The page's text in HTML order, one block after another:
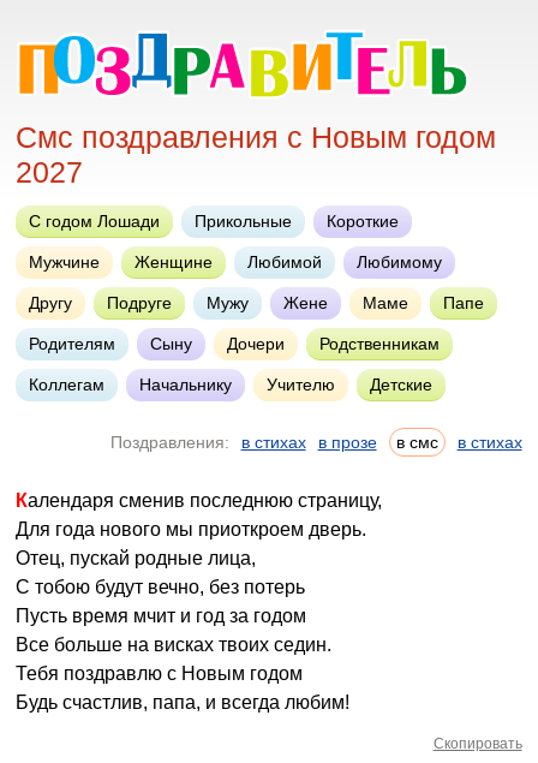
Смс поздравления с Новым годом
2027
С годом Лошади Прикольные Короткие
Мужчине Женщине Любимой Любимому
Другу Подруге Мужу Жене Маме Папе
Родителям Сыну Дочери Родственникам
Коллегам Начальнику Учителю Детские
Поздравления: в стихах в прозе в смс в стихах
Календаря сменив последнюю страницу,
Для года нового мы приоткроем дверь.
Отец, пускай родные лица,
С тобою будут вечно, без потерь
Пусть время мчит и год за годом
Все больше на висках твоих седин.
Тебя поздравлю с Новым годом
Будь счастлив, папа, и всегда любим!
Скопировать